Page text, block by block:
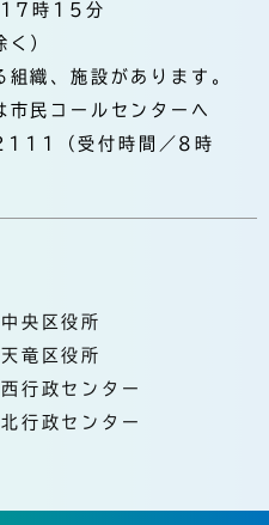
時15分
く）
織、施設があります。
市民コールセンターへ
（受付時間／8時
中央区役所
天竜区役所
西行政センター
北行政センター